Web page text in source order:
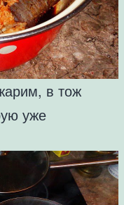
в тож
уже